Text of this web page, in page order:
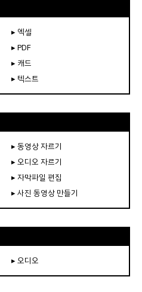
▸ 엑셀
▸ PDF
▸ 캐드
▸ 텍스트
▸ 동영상 자르기
▸ 오디오 자르기
▸ 자막파일 편집
▸ 사진 동영상 만들기
▸ 오디오